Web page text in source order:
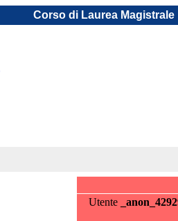
Corso di Laurea
Utente